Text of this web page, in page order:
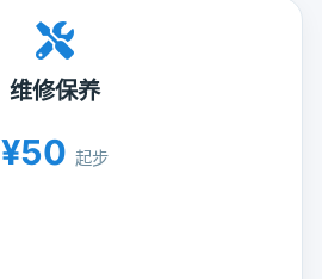
维修保养
¥50 起步